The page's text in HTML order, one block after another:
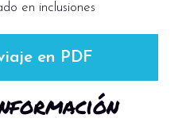
en inclusiones
en PDF